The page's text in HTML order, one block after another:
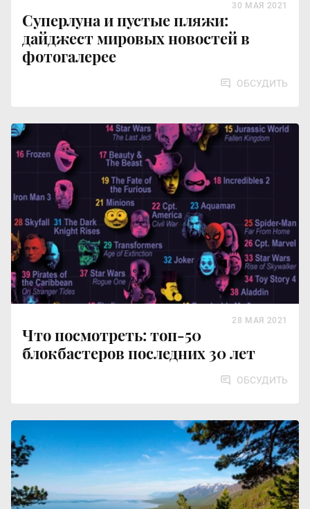
Суперлуна и пустые пляжи:
дайджест мировых новостей в
фотогалерее
30 МАЯ 2021
ОБСУДИТЬ
Что посмотреть: топ-50
блокбастеров последних 30 лет
28 МАЯ 2021
ОБСУДИТЬ